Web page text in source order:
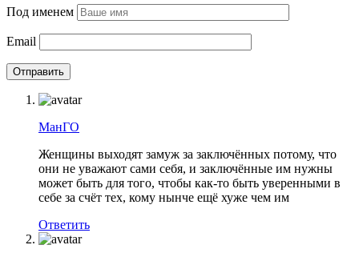
Под именем
Email
МанГО
Женщины выходят замуж за заключённых потому, что
они не уважают сами себя, и заключённые им нужны
может быть для того, чтобы как-то быть уверенными в
себе за счёт тех, кому нынче ещё хуже чем им
Ответить